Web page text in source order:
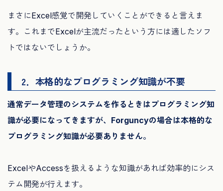
まさにExcel感覚で開発していくことができると言えま
す。これまでExcelが主流だったという方には適したソフ
トではないでしょうか。
2．本格的なプログラミング知識が不要
通常データ管理のシステムを作るときはプログラミング知
識が必要になってきますが、Forguncyの場合は本格的な
プログラミング知識が必要ありません。
ExcelやAccessを扱えるような知識があれば効率的にシス
テム開発が行えます。